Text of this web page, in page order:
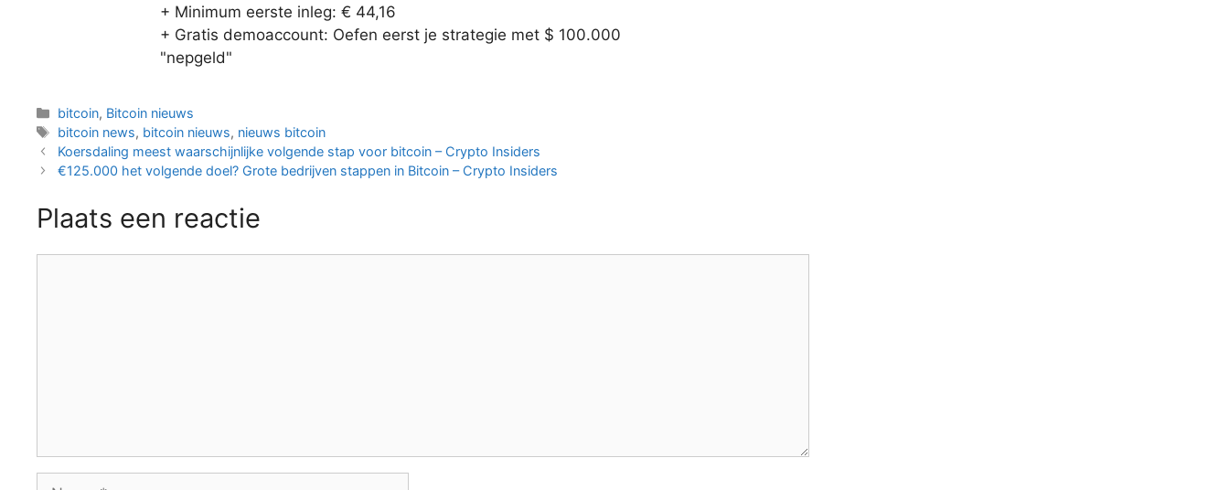
+ Minimum eerste inleg: € 44,16
+ Gratis demoaccount: Oefen eerst je strategie met $ 100.000
"nepgeld"
Categorieën
bitcoin, Bitcoin nieuws
Tags
bitcoin news, bitcoin nieuws, nieuws bitcoin
Berichtnavigatie
Koersdaling meest waarschijnlijke volgende stap voor bitcoin – Crypto Insiders
€125.000 het volgende doel? Grote bedrijven stappen in Bitcoin – Crypto Insiders
Plaats een reactie
Naam